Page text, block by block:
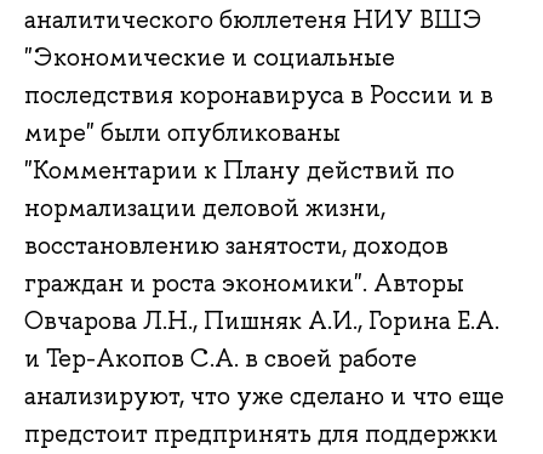
аналитического бюллетеня НИУ ВШЭ
"Экономические и социальные
последствия коронавируса в России и в
мире" были опубликованы
"Комментарии к Плану действий по
нормализации деловой жизни,
восстановлению занятости, доходов
граждан и роста экономики". Авторы
Овчарова Л.Н., Пишняк А.И., Горина Е.А.
и Тер-Акопов С.А. в своей работе
анализируют, что уже сделано и что еще
предстоит предпринять для поддержки